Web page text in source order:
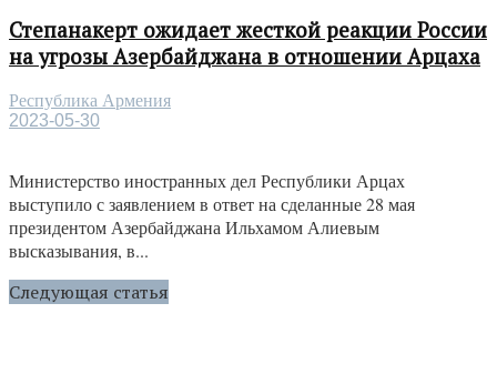
Степанакерт ожидает жесткой реакции России
на угрозы Азербайджана в отношении Арцаха
Республика Армения
2023-05-30
Министерство иностранных дел Республики Арцах
выступило с заявлением в ответ на сделанные 28 мая
президентом Азербайджана Ильхамом Алиевым
высказывания, в...
Следующая статья